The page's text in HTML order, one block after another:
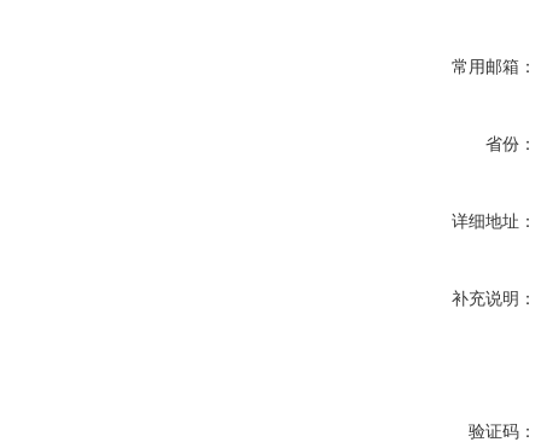
常用邮箱：
省份：
详细地址：
补充说明：
验证码：